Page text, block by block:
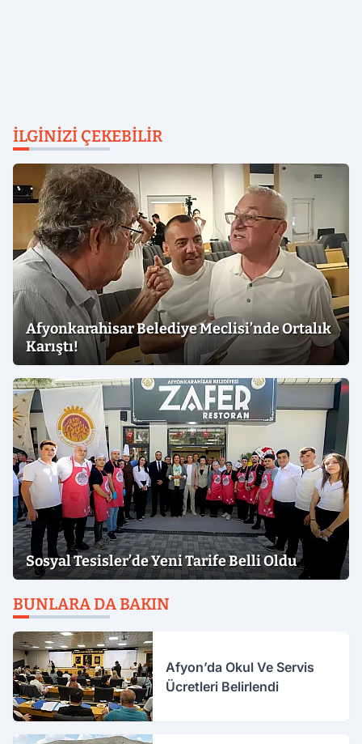
İLGINIZI ÇEKEBILIR
Afyonkarahisar Belediye Meclisi’nde Ortalık
Karıştı!
Sosyal Tesisler’de Yeni Tarife Belli Oldu
BUNLARA DA BAKIN
Afyon’da Okul Ve Servis
Ücretleri Belirlendi